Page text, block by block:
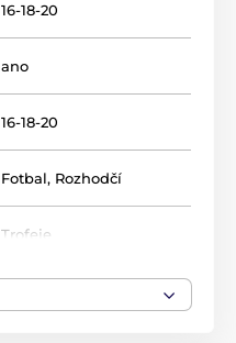
16-18-20
ano
16-18-20
Fotbal, Rozhodčí
Trofeje